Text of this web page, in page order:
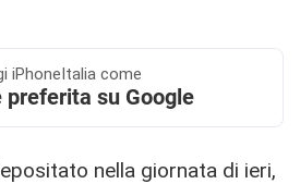
iPhoneItalia come
preferita su Google
nella giornata di ieri,